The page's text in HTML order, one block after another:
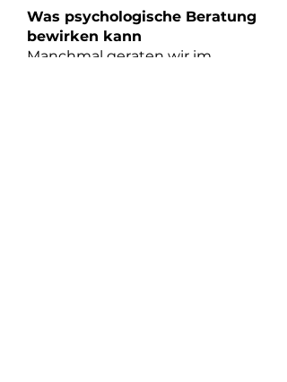
Was psychologische Beratung
bewirken kann
Manchmal geraten wir im